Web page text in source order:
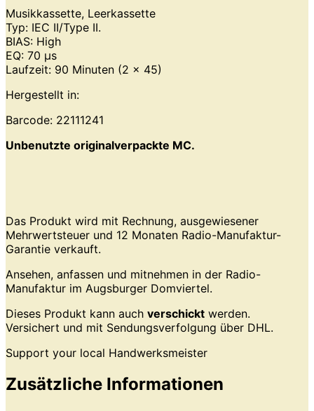
Musikkassette, Leerkassette
Typ: IEC II/Type II.
BIAS: High
EQ: 70 µs
Laufzeit: 90 Minuten (2 x 45)
Hergestellt in:
Barcode: 22111241
Unbenutzte originalverpackte MC.
Das Produkt wird mit Rechnung, ausgewiesener
Mehrwertsteuer und 12 Monaten Radio-Manufaktur-
Garantie verkauft.
Ansehen, anfassen und mitnehmen in der Radio-
Manufaktur im Augsburger Domviertel.
Dieses Produkt kann auch verschickt werden.
Versichert und mit Sendungsverfolgung über DHL.
Support your local Handwerksmeister
Zusätzliche Informationen